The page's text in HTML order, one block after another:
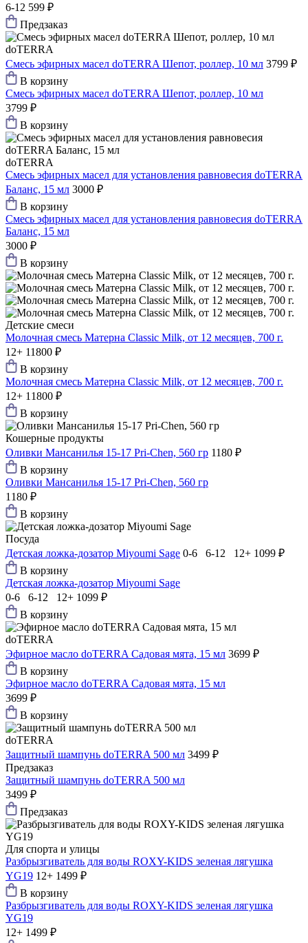
6-12 599 ₽
Предзаказ
doTERRA
Смесь эфирных масел doTERRA Шепот, роллер, 10 мл 3799 ₽
В корзину
Смесь эфирных масел doTERRA Шепот, роллер, 10 мл
3799 ₽
В корзину
doTERRA
Смесь эфирных масел для установления равновесия doTERRA
Баланс, 15 мл 3000 ₽
В корзину
Смесь эфирных масел для установления равновесия doTERRA
Баланс, 15 мл
3000 ₽
В корзину
Детские смеси
Молочная смесь Матерна Classic Milk, от 12 месяцев, 700 г.
12+ 11800 ₽
В корзину
Молочная смесь Матерна Classic Milk, от 12 месяцев, 700 г.
12+ 11800 ₽
В корзину
Кошерные продукты
Оливки Мансанилья 15-17 Pri-Chen, 560 гр 1180 ₽
В корзину
Оливки Мансанилья 15-17 Pri-Chen, 560 гр
1180 ₽
В корзину
Посуда
Детская ложка-дозатор Мiyoumi Sage 0-6 6-12 12+ 1099 ₽
В корзину
Детская ложка-дозатор Мiyoumi Sage
0-6 6-12 12+ 1099 ₽
В корзину
doTERRA
Эфирное масло doTERRA Садовая мята, 15 мл 3699 ₽
В корзину
Эфирное масло doTERRA Садовая мята, 15 мл
3699 ₽
В корзину
doTERRA
Защитный шампунь doTERRA 500 мл 3499 ₽
Предзаказ
Защитный шампунь doTERRA 500 мл
3499 ₽
Предзаказ
Для спорта и улицы
Разбрызгиватель для воды ROXY-KIDS зеленая лягушка
YG19 12+ 1499 ₽
В корзину
Разбрызгиватель для воды ROXY-KIDS зеленая лягушка
YG19
12+ 1499 ₽